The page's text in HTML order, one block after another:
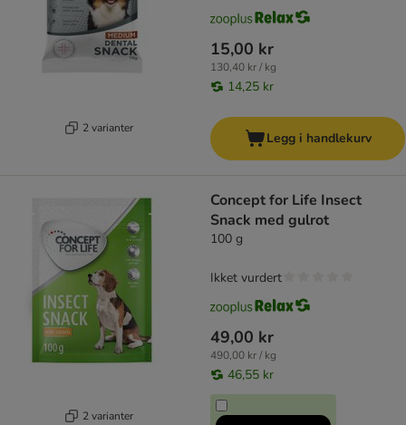
2 varianter
15,00 kr
130,40 kr / kg
14,25 kr
Legg i handlekurv
2 varianter
Concept for Life Insect
Snack med gulrot
100 g
49,00 kr
490,00 kr / kg
46,55 kr
Ikket vurdert